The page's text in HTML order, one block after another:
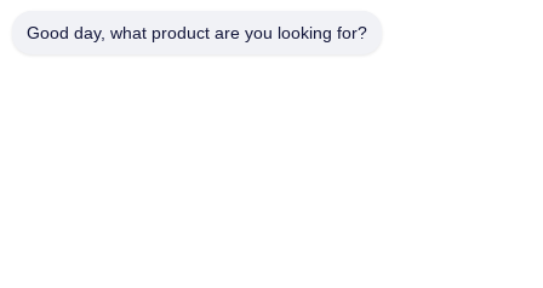
Good day, what product are you looking for?